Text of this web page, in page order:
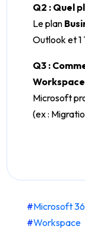
Q2 : Quel
Le plan
Outlook et 1
Q3 :
Microsoft
(ex :
#Microsoft
#Workspace